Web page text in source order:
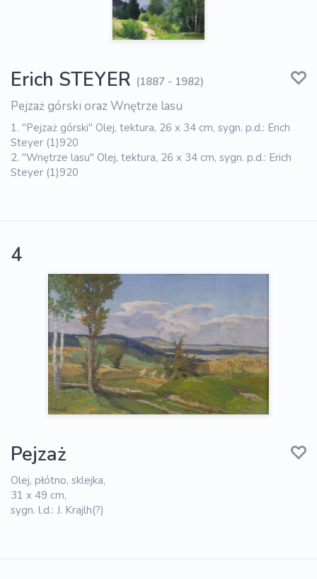
Erich STEYER (1887 - 1982)
Pejzaż górski oraz Wnętrze lasu
1. "Pejzaż górski" Olej, tektura, 26 x 34 cm, sygn. p.d.: Erich
Steyer (1)920
2. "Wnętrze lasu" Olej, tektura, 26 x 34 cm, sygn. p.d.: Erich
Steyer (1)920
4
Pejzaż
Olej, płótno, sklejka,
31 x 49 cm,
sygn. l.d.: J. Krajlh(?)